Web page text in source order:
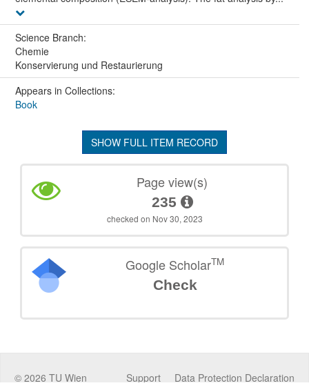
Science Branch:
Chemie
Konservierung und Restaurierung
Appears in Collections:
Book
SHOW FULL ITEM RECORD
Page view(s)
235
checked on Nov 30, 2023
Google ScholarTM
Check
© 2026 TU Wien Data Protection Declaration
Support